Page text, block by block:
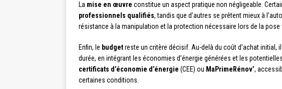
La mise en œuvre constitue un aspect pratique non négligeable.
professionnels qualifiés, tandis que d’autres se prêtent mieux à
résistance à la manipulation et la protection nécessaire lors de la pose
Enfin, le budgetreste un critère décisif. Au-delà du coût d’achat initial,
durée, en intégrant les économies d’énergie générées et les potentielles
certificats d’économie d’énergie (CEE) ou MaPrimeRénov’,
certaines conditions.